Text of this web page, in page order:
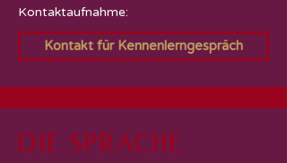
Kontaktaufnahme:
Kontakt für Kennenlerngespräch
Die Sprache